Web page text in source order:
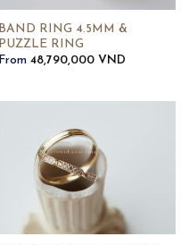
BAND RING 4.5MM &
PUZZLE RING
From 48,790,000 VND